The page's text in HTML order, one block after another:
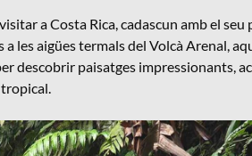
a Costa Rica, cadascun amb el
les aigües termals del Volcà Arenal,
descobrir paisatges impressionants,